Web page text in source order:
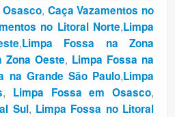
Osasco, Caça Vazamentos no
no Litoral Norte,Limpa
,Limpa Fossa na Zona
Zona Oeste, Limpa Fossa na
na Grande São Paulo,Limpa
, Limpa Fossa em Osasco,
Sul, Limpa Fossa no Litoral